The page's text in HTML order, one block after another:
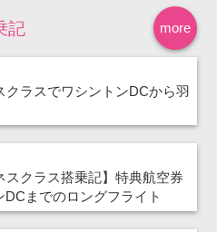
more
記
クラスでワシントンDCから羽
スクラス搭乗記】特典航空券
DCまでのロングフライト